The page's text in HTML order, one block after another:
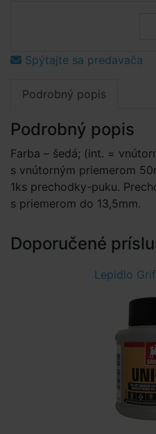
Spýtajte sa predavača
Podrobný popis
Podrobný popis
Farba – šedá; (int. =
s vnútorným priemerom
1ks prechodky-puku.
s priemerom do 13,5mm.
Doporučené
Lepidlo